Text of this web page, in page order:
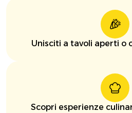
Unisciti a tavoli aperti o
Scopri esperienze